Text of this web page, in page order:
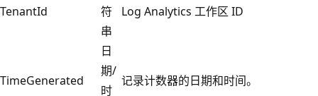
TenantId
符
串
Log Analytics 工作区 ID
TimeGenerated
日
期/
时
记录计数器的日期和时间。